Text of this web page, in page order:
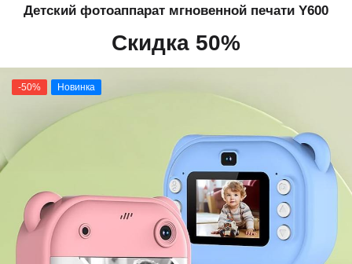
Детский фотоаппарат мгновенной печати Y600
Скидка 50%
-50% Новинка